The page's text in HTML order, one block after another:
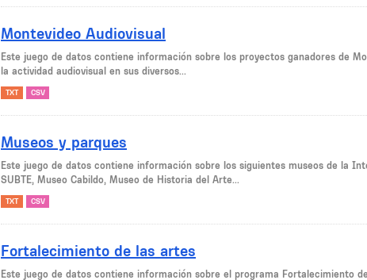
Montevideo Audiovisual
Este juego de datos contiene información sobre los proyectos ganadores de
la actividad audiovisual en sus diversos...
TXT CSV
Museos y parques
Este juego de datos contiene información sobre los siguientes museos de la
SUBTE, Museo Cabildo, Museo de Historia del Arte...
TXT CSV
Fortalecimiento de las artes
Este juego de datos contiene información sobre el programa Fortalecimiento